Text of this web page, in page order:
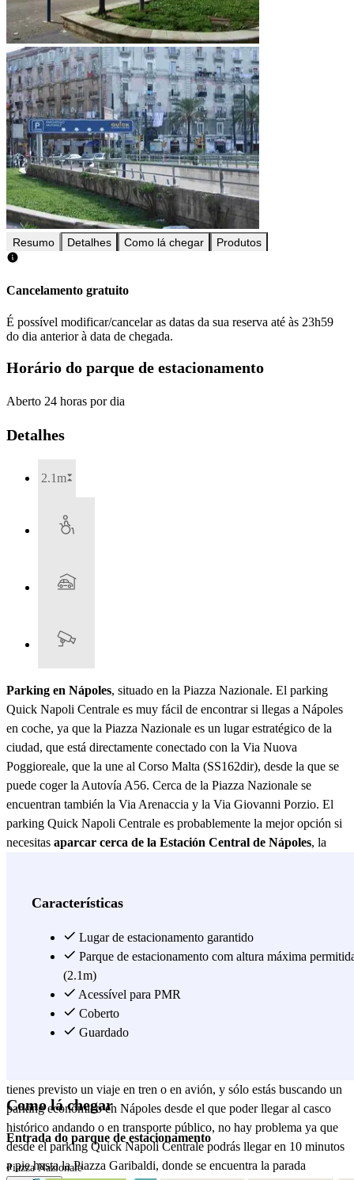
Resumo Detalhes Como lá chegar Produtos
Cancelamento gratuito
É possível modificar/cancelar as datas da sua reserva até às 23h59
do dia anterior à data de chegada.
Horário do parque de estacionamento
Aberto 24 horas por dia
Detalhes
2.1m
Parking en Nápoles, situado en la Piazza Nazionale. El parking
Quick Napoli Centrale es muy fácil de encontrar si llegas a Nápoles
en coche, ya que la Piazza Nazionale es un lugar estratégico de la
ciudad, que está directamente conectado con la Via Nuova
Poggioreale, que la une al Corso Malta (SS162dir), desde la que se
puede coger la Autovía A56. Cerca de la Piazza Nazionale se
encuentran también la Via Arenaccia y la Via Giovanni Porzio. El
parking Quick Napoli Centrale es probablemente la mejor opción si
necesitas aparcar cerca de la Estación Central de Nápoles, la
horas, así que no tendrás que preocuparte del horario de llegada o de
protegido gracias a la continua videovigilancia del parking. Otra
razón que hace del parking Quick Napoli Centrale la mejor
alternativa paraaparcar cerca de la Estación de Napoli Centrale
servicio gratis de lanzadera desde y hasta la estación.
lanzadera sale cada 15 minutos y el servicio está activo de lunes a
domingo desde las 10.00 a las 18.00. Sin embargo ten en cuenta que
tienes previsto un viaje en tren o en avión, y sólo estás buscando un
parking económico en Nápoles desde el que poder llegar al casco
histórico andando o en transporte público, no hay problema ya que
desde el parking Quick Napoli Centrale podrás llegar en 10 minutos
a pie hasta la Piazza Garibaldi, donde se encuentra la parada
Características
Lugar de estacionamento garantido
Parque de estacionamento com altura máxima
(2.1m)
Acessível para PMR
Coberto
Guardado
Como lá chegar
Entrada do parque de estacionamento
Piazza Nazionale